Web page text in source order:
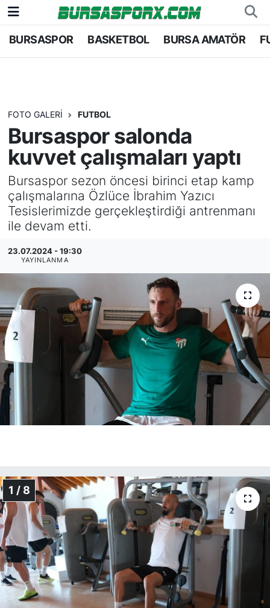
BURSASPOR BASKETBOL BURSA AMATÖR
FOTO GALERI FUTBOL
Bursaspor salonda
kuvvet çalışmaları yaptı
Bursaspor sezon öncesi birinci etap kamp
çalışmalarına Özlüce İbrahim Yazıcı
Tesislerimizde gerçekleştirdiği antrenmanı
ile devam etti.
23.07.2024 - 19:30
YAYINLANMA
1 / 8
Bursaspor
Basketbol
Bursa Amatör
Hentbol
Voleybol
Genel
Bursa Nöbetçi Eczaneler
Bursa Namaz Vakitleri
Bursa Trafik Yoğunluk Haritası
TFF 1.Lig Puan Durumu ve Fikstür
Tüm Manşetler
Son Dakika Haberleri
Haber Arşivi